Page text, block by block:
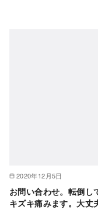
2020年12月5日
お問い合わせ。転倒し
キズキ痛みます。大丈